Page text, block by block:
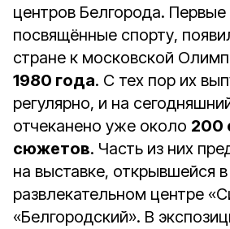
центров Белгорода.
посвящённые спорту,
стране к московской
1980 года. С тех пор их
регулярно, и на
отчеканено уже около 200
сюжетов. Часть из них
на выставке, открывшейся
развлекательном центре
«Белгородский». В